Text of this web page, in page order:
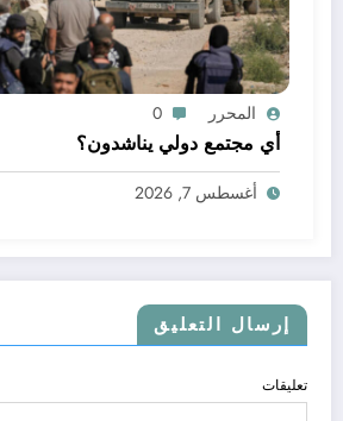
المحرر 0
أي مجتمع دولي يناشدون؟
أغسطس 7, 2026
إرسال التعليق
تعليقات